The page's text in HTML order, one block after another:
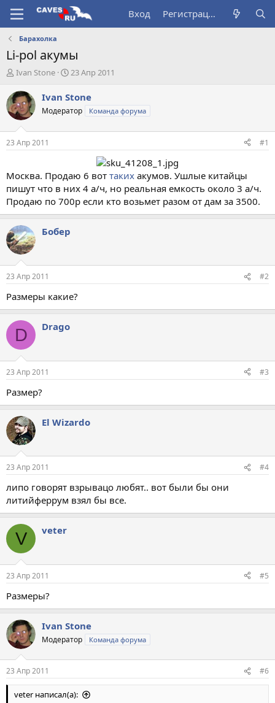
Вход Регистрация
Барахолка
Li-pol акумы
А
т
о
р
т
е
м
Ivan Stone
Д
т
н
а
23 Апр 2011
Ivan Stone
Модератор Команда форума
23 Апр 2011 #1
Москва. Продаю 6 вот таких акумов. Ушлые китайцы
пишут что в них 4 а/ч, но реальная емкость около 3 а/ч.
Продаю по 700р если кто возьмет разом от дам за 3500.
Бобер
23 Апр 2011 #2
Размеры какие?
D Drago
23 Апр 2011 #3
Размер?
El Wizardo
23 Апр 2011 #4
липо говорят взрывацо любят.. вот были бы они
литийферрум взял бы все.
V veter
23 Апр 2011 #5
Размеры?
Ivan Stone
Модератор Команда форума
23 Апр 2011 #6
veter написал(а):